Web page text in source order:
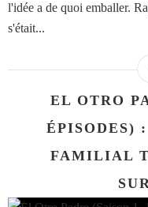
l'idée a de quoi emballer.
s'était...
EL OTRO
ÉPISODES)
FAMILIAL